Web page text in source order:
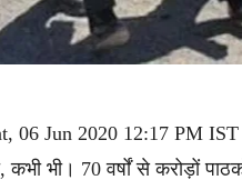
Jun 2020 12:17 PM IST
भी। 70 वर्षों से करोड़ों